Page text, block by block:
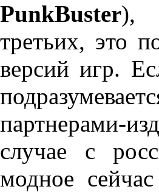
PunkBuster),
третьих, это
версий игр.
партнерами-
случае с
модное